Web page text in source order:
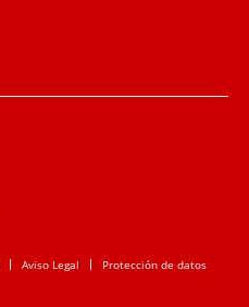
Aviso Legal Protección de datos